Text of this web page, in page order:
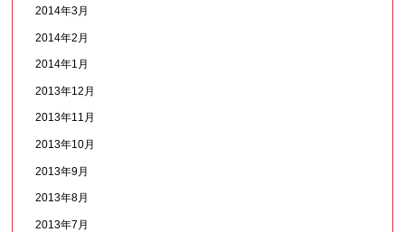
2014年3月
2014年2月
2014年1月
2013年12月
2013年11月
2013年10月
2013年9月
2013年8月
2013年7月